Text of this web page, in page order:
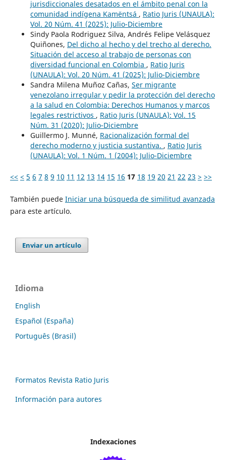
jurisdiccionales desatados en el ámbito penal con la
comunidad indígena Kamëntsá , Ratio Juris (UNAULA):
Vol. 20 Núm. 41 (2025): Julio-Diciembre
Sindy Paola Rodriguez Silva, Andrés Felipe Velásquez
Quiñones, Del dicho al hecho y del trecho al derecho.
Situación del acceso al trabajo de personas con
diversidad funcional en Colombia , Ratio Juris
(UNAULA): Vol. 20 Núm. 41 (2025): Julio-Diciembre
Sandra Milena Muñoz Cañas, Ser migrante
venezolano irregular y pedir la protección del derecho
a la salud en Colombia: Derechos Humanos y marcos
legales restrictivos , Ratio Juris (UNAULA): Vol. 15
Núm. 31 (2020): Julio-Diciembre
Guillermo J. Munné, Racionalización formal del
derecho moderno y justicia sustantiva. , Ratio Juris
(UNAULA): Vol. 1 Núm. 1 (2004): Julio-Diciembre
<< < 5 6 7 8 9 10 11 12 13 14 15 16 17 18 19 20 21 22 23 > >>
También puede Iniciar una búsqueda de similitud avanzada
para este artículo.
Enviar un artículo
Idioma
English
Español (España)
Português (Brasil)
Formatos Revista Ratio Juris
Información para autores
Indexaciones